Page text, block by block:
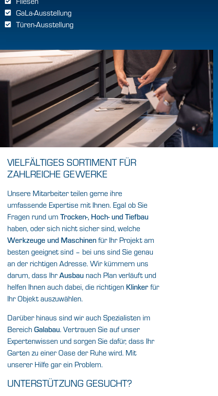
GaLa-Ausstellung
Türen-Ausstellung
VIELFÄLTIGES SORTIMENT FÜR
ZAHLREICHE GEWERKE
Unsere Mitarbeiter teilen gerne ihre
umfassende Expertise mit Ihnen. Egal ob Sie
Fragen rund um Trocken-, Hoch- und Tiefbau
haben, oder sich nicht sicher sind, welche
Werkzeuge und Maschinen für Ihr Projekt am
besten geeignet sind – bei uns sind Sie genau
an der richtigen Adresse. Wir kümmern uns
darum, dass IhrAusbau nach Plan verläuft und
helfen Ihnen auch dabei, die richtigen Klinker für
Ihr Objekt auszuwählen.
Darüber hinaus sind wir auch Spezialisten im
Bereich Galabau. Vertrauen Sie auf unser
Expertenwissen und sorgen Sie dafür, dass Ihr
Garten zu einer Oase der Ruhe wird. Mit
unserer Hilfe gar ein Problem.
UNTERSTÜTZUNG GESUCHT?